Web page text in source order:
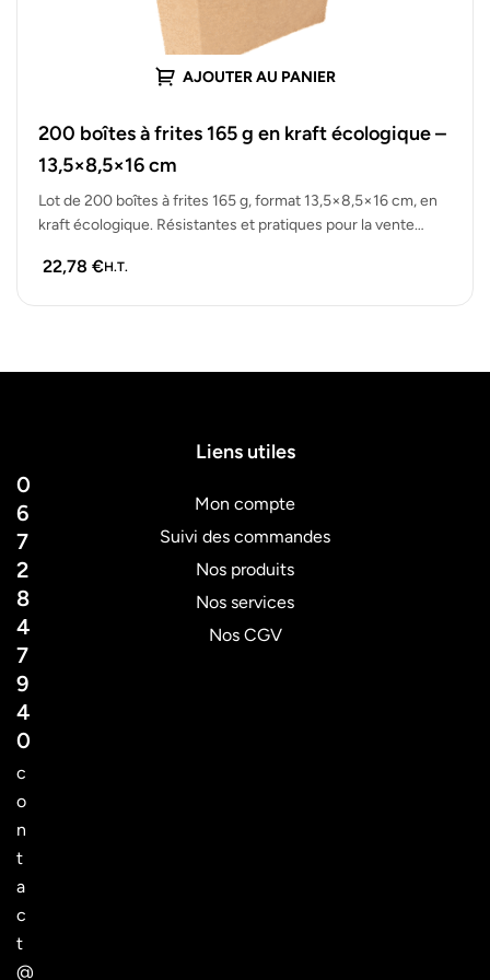
AJOUTER AU PANIER
200 boîtes à frites 165 g en kraft écologique –
13,5×8,5×16 cm
Lot de 200 boîtes à frites 165 g, format 13,5×8,5×16 cm, en
kraft écologique. Résistantes et pratiques pour la vente…
22,78 €H.T.
0
6
7
2
8
4
7
9
4
0
c
o
n
t
a
c
t
@
Liens utiles
Mon compte
Suivi des commandes
Nos produits
Nos services
Nos CGV